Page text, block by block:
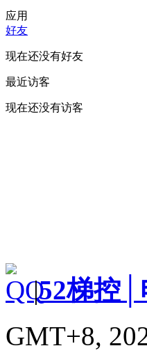
应用
好友
现在还没有好友
最近访客
现在还没有访客
|52梯控
GMT+8,